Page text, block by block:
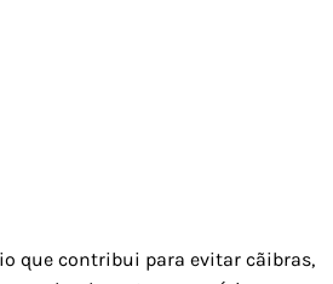
que contribui para evitar cãibras,